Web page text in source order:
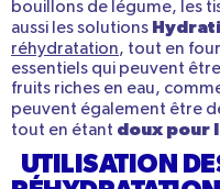
bouillons de légume, les
aussi les solutions
réhydratation, tout en
essentiels qui peuvent
fruits riches en eau,
peuvent également être
tout en étant doux pour
UTILISATION